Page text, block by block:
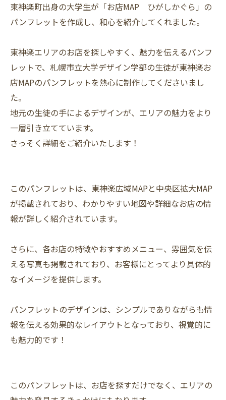
東神楽町出身の大学生が「お店MAP ひがしかぐら」の
パンフレットを作成し、和心を紹介してくれました。
東神楽エリアのお店を探しやすく、魅力を伝えるパンフ
レットで、札幌市立大学デザイン学部の生徒が東神楽お
店MAPのパンフレットを熱心に制作してくださいまし
た。
地元の生徒の手によるデザインが、エリアの魅力をより
一層引き立てています。
さっそく詳細をご紹介いたします！
このパンフレットは、東神楽広域MAPと中央区拡大MAP
が掲載されており、わかりやすい地図や詳細なお店の情
報が詳しく紹介されています。
さらに、各お店の特徴やおすすめメニュー、雰囲気を伝
える写真も掲載されており、お客様にとってより具体的
なイメージを提供します。
パンフレットのデザインは、シンプルでありながらも情
報を伝える効果的なレイアウトとなっており、視覚的に
も魅力的です！
このパンフレットは、お店を探すだけでなく、エリアの